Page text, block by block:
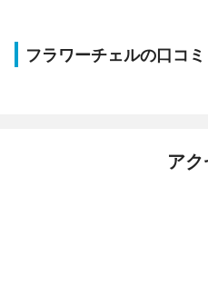
フラワーチェルの口コミ
ア